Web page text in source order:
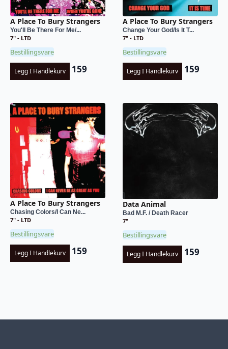
A Place To Bury Strangers
You'll Be There For Me/...
7" - LTD
Bestillingsvare
Legg I Handlekurv 159
A Place To Bury Strangers
Change Your God/Is It T...
7" - LTD
Bestillingsvare
Legg I Handlekurv 159
A Place To Bury Strangers
Chasing Colors/I Can Ne...
7" - LTD
Bestillingsvare
Legg I Handlekurv 159
Data Animal
Bad M.F. / Death Racer
7"
Bestillingsvare
Legg I Handlekurv 159